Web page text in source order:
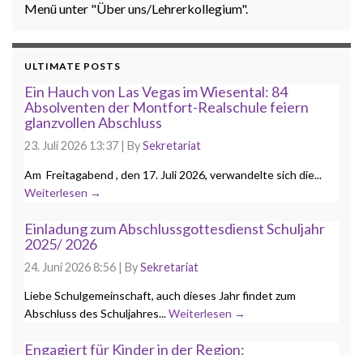
Menü unter "Über uns/Lehrerkollegium".
ULTIMATE POSTS
Ein Hauch von Las Vegas im Wiesental: 84
Absolventen der Montfort-Realschule feiern
glanzvollen Abschluss
23. Juli 2026 13:37 BySekretariat
Am Freitagabend , den 17. Juli 2026, verwandelte sich die...
Weiterlesen →
Einladung zum Abschlussgottesdienst Schuljahr
2025/ 2026
24. Juni 2026 8:56 | BySekretariat
Liebe Schulgemeinschaft, auch dieses Jahr findet zum
Abschluss des Schuljahres...Weiterlesen →
Engagiert für Kinder in der Region: